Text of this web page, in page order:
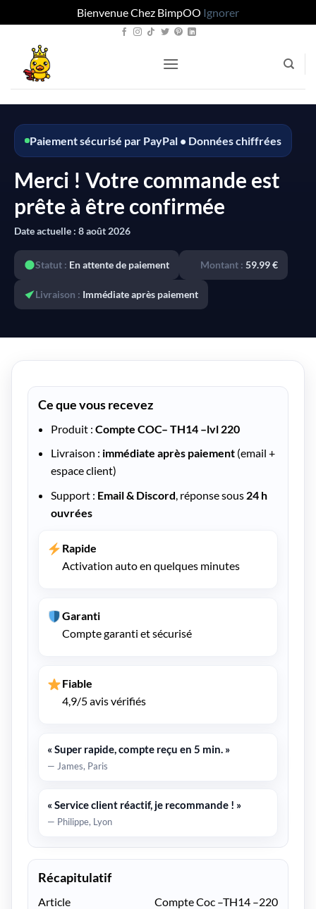
Bienvenue Chez BimpOO Ignorer
contenu
Paiement sécurisé par PayPal • Données chiffrées
Merci ! Votre commande est
prête à être confirmée
Date actuelle : 8 août 2026
Statut : En attente de paiement Montant : 59.99 €
Livraison : Immédiate après paiement
Ce que vous recevez
Produit : Compte COC– TH14 –lvl 220
Livraison : immédiate après paiement (email +
espace client)
Support : Email & Discord , réponse sous 24 h
ouvrées
Rapide
Activation auto en quelques minutes
Garanti
Compte garanti et sécurisé
Fiable
4,9/5 avis vérifiés
« Super rapide, compte reçu en 5 min. »
— James, Paris
« Service client réactif, je recommande ! »
— Philippe, Lyon
Récapitulatif
Article Compte Coc –TH14 –220